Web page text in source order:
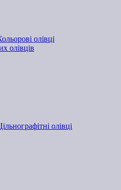
олівці
олівців
олівці